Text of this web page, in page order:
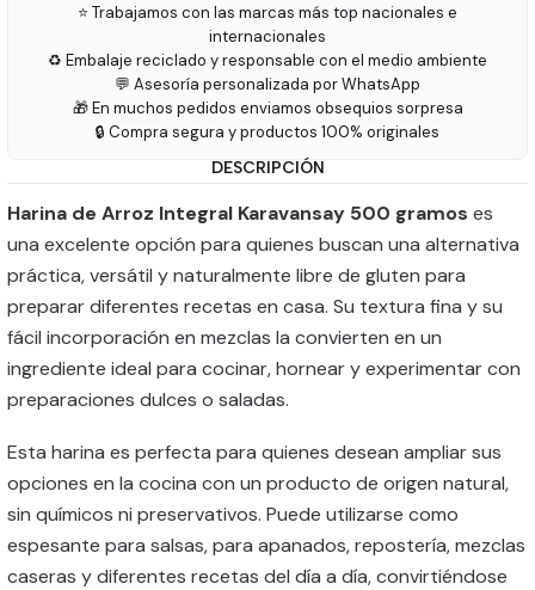
⭐ Trabajamos con las marcas más top nacionales e
internacionales
♻️ Embalaje reciclado y responsable con el medio ambiente
💬 Asesoría personalizada por WhatsApp
🎁 En muchos pedidos enviamos obsequios sorpresa
🔒 Compra segura y productos 100% originales
DESCRIPCIÓN
Harina de Arroz Integral Karavansay 500 gramos es
una excelente opción para quienes buscan una alternativa
práctica, versátil y naturalmente libre de gluten para
preparar diferentes recetas en casa. Su textura fina y su
fácil incorporación en mezclas la convierten en un
ingrediente ideal para cocinar, hornear y experimentar con
preparaciones dulces o saladas.
Esta harina es perfecta para quienes desean ampliar sus
opciones en la cocina con un producto de origen natural,
sin químicos ni preservativos. Puede utilizarse como
espesante para salsas, para apanados, repostería, mezclas
caseras y diferentes recetas del día a día, convirtiéndose